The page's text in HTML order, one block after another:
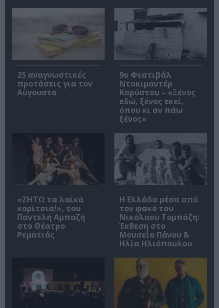
25 αναγνωστικές
προτάσεις για τον
Αύγουστο
9ο Φεστιβάλ
Ντοκιμαντέρ
Καρύστου – «Ξένος
εδώ, ξένος εκεί,
όπου κι αν πάω
ξένος»
«ΖΗΤΩ τα λαϊκά
κορίτσια!», του
Παντελή Αμπαζή
στο Θέατρο
Ρεματιάς
Η Ελλάδα μέσα από
τον φακό του
Νικόλαου Τομπάζη:
Έκθεση στο
Μουσείο Πάνου &
Ηλία Ηλιόπουλου